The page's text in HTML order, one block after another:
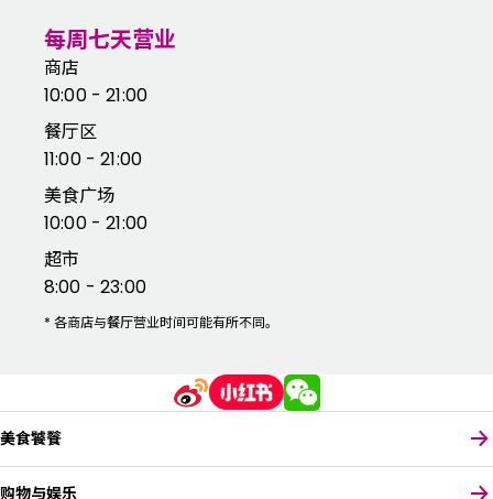
每周七天营业
商店
10:00 - 21:00
餐厅区
11:00 - 21:00
美食广场
10:00 - 21:00
超市
8:00 - 23:00
* 各商店与餐厅营业时间可能有所不同。
美食饕餮
购物与娱乐